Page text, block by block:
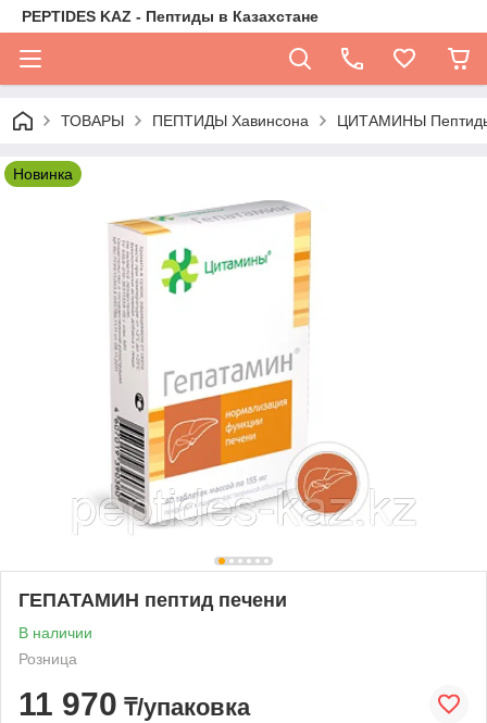
PEPTIDES KAZ - Пептиды в Казахстане
ТОВАРЫ ПЕПТИДЫ Хавинсона ЦИТАМИНЫ
Новинка
ГЕПАТАМИН пептид печени
В наличии
Розница
11 970 ₸/упаковка